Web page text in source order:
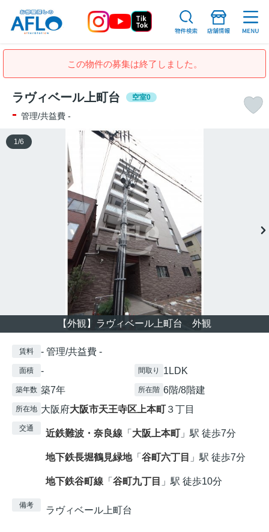
この物件の募集は終了しました。
ラヴィベール上町台 空室0
- 管理/共益費 -
【外観】ラヴィベール上町台 外観
1 /6
賃料 - 管理/共益費 -
面積 - 間取り 1LDK
築年数 築7年 所在階 6階/8階建
所在地 大阪府大阪市天王寺区 上本町 ３丁目
交通 近鉄難波・奈良線 「 大阪上本町 」駅 徒歩7分
地下鉄長堀鶴見緑地「 谷町六丁目 」駅 徒歩7分
地下鉄谷町線 「 谷町九丁目 」駅 徒歩10分
備考 ラヴィベール上町台